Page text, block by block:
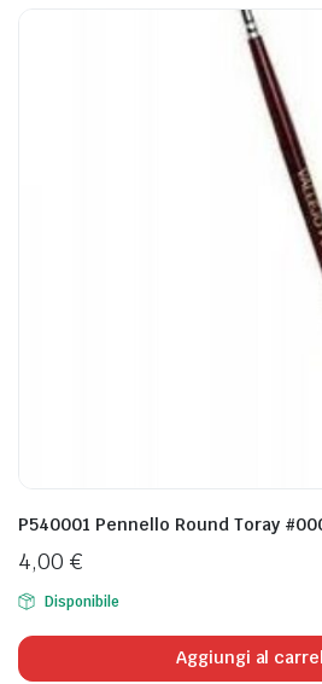
P540001 Pennello Round Toray #000
4,00 €
Disponibile
Aggiungi al